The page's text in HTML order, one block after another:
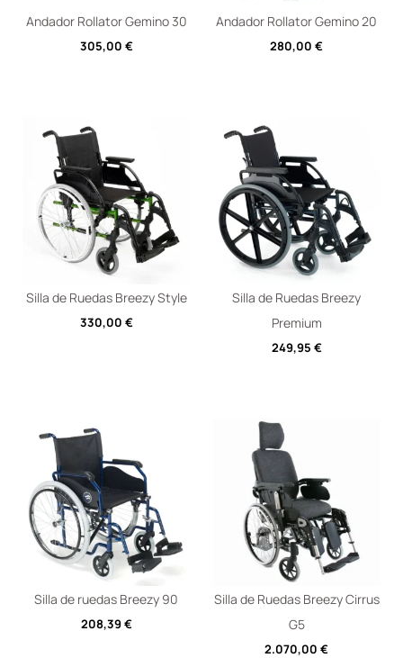
Andador Rollator Gemino 30
305,00 €
Andador Rollator Gemino 20
280,00€
Silla de Ruedas Breezy Style
330,00 €
Silla de Ruedas Breezy
Premium
249,95 €
Silla de ruedas Breezy 90
208,39€
Silla de Ruedas Breezy Cirrus
G5
2.070,00€